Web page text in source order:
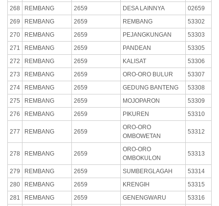
268
REMBANG 2659 DESA LAINNYA
02659
269
REMBANG 2659 REMBANG
53302
270
REMBANG 2659 PEJANGKUNGAN
53303
271
REMBANG 2659 PANDEAN
53305
272
REMBANG 2659 KALISAT
53306
273
REMBANG 2659 ORO-ORO BULUR
53307
274
REMBANG 2659 GEDUNG BANTENG
53308
275
REMBANG 2659 MOJOPARON
53309
276
REMBANG 2659 PIKUREN 53310
277 REMBANG 2659
ORO-ORO
OMBOWETAN
53312
278 REMBANG 2659
ORO-ORO
OMBOKULON
53313
279 REMBANG 2659 SUMBERGLAGAH
53314
280
REMBANG 2659 KRENGIH
53315
281
REMBANG 2659 GENENGWARU 53316